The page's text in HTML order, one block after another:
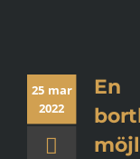
25 mar
2022
En